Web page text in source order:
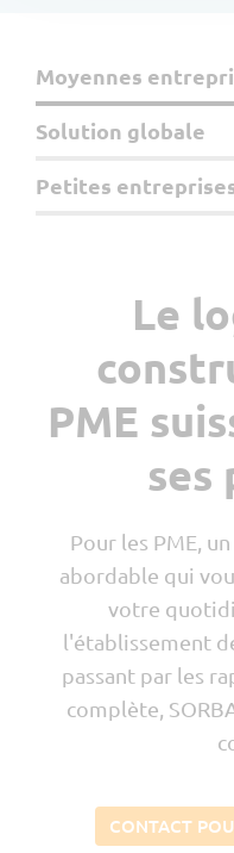
Moyennes
Solution globale
Petites
Le
PME
ses
Pour les PME,
abordable qui
votre
l'établissement
passant par les
complète,
CONTACT